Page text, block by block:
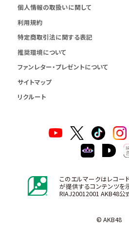
個人情報の取扱いに関して
利用規約
特定商取引法に関する表記
推奨環境について
ファンレター・プレゼントについて
サイトマップ
リクルート
このエルマークはレコー
が提供するコンテンツを
RIAJ20012001 AKB48公
© AKB48